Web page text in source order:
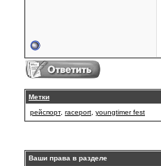
Метки
рейспорт, raceport youngtimer fest
Ваши права в разделе